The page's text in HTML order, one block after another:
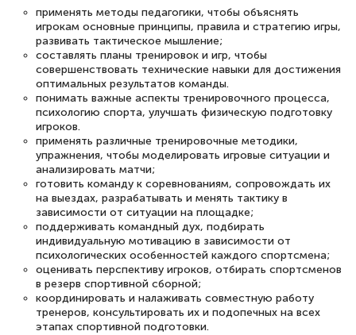
пособий и учебников доступно на время
прохождения курса, удобная система
аттестации, проблем не возникло ни на
каком этапе…
применять методы педагогики, чтобы объяснять
игрокам основные принципы, правила и стратегию игры,
развивать тактическое мышление;
составлять планы тренировок и игр, чтобы
совершенствовать технические навыки для достижения
оптимальных результатов команды.
понимать важные аспекты тренировочного процесса,
психологию спорта, улучшать физическую подготовку
игроков.
применять различные тренировочные методики,
упражнения, чтобы моделировать игровые ситуации и
анализировать матчи;
готовить команду к соревнованиям, сопровождать их
на выездах, разрабатывать и менять тактику в
зависимости от ситуации на площадке;
поддерживать командный дух, подбирать
индивидуальную мотивацию в зависимости от
психологических особенностей каждого спортсмена;
оценивать перспективу игроков, отбирать спортсменов
в резерв спортивной сборной;
координировать и налаживать совместную работу
тренеров, консультировать их и подопечных на всех
этапах спортивной подготовки.